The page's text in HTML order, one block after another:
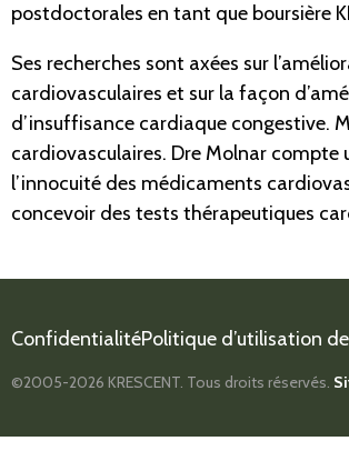
postdoctorales en tant que boursière
Ses recherches sont axées sur
cardiovasculaires et sur la façon
d’insuffisance cardiaque congestive.
cardiovasculaires. Dre Molnar compte
l’innocuité des médicaments
concevoir des tests thérapeutiques
ConfidentialitéPolitique d’utilisation
©2005-2026 KRESCENT. Tous droits réservés.